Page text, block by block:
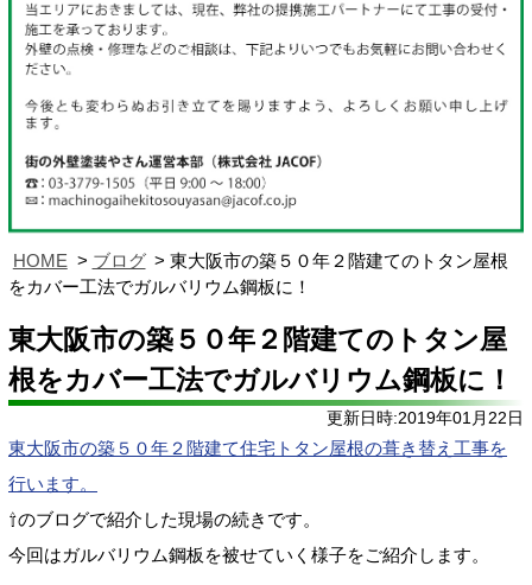
HOME ブログ
東大阪市の築５０年２階建てのトタン屋根
をカバー工法でガルバリウム鋼板に！
東大阪市の築５０年２階建てのトタン屋
根をカバー工法でガルバリウム鋼板に！
更新日時:2019年01月22日
東大阪市の築５０年２階建て住宅トタン屋根の葺き替え工事を
行います。
⇧のブログで紹介した現場の続きです。
今回はガルバリウム鋼板を被せていく様子をご紹介します。